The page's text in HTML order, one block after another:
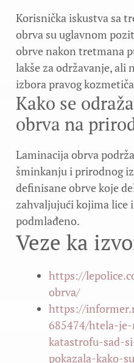
Korisnička iskustva sa
obrva su uglavnom
obrve nakon tretmana
lakše za održavanje, ali
izbora pravog
Kako se
obrva na
Laminacija obrva
šminkanju i prirodnog
definisane obrve koje
zahvaljujući kojima lice
podmlađeno.
Veze ka
https://
obrva/
https://
685474/htela-
katastrofu-sad-
pokazala-kako-